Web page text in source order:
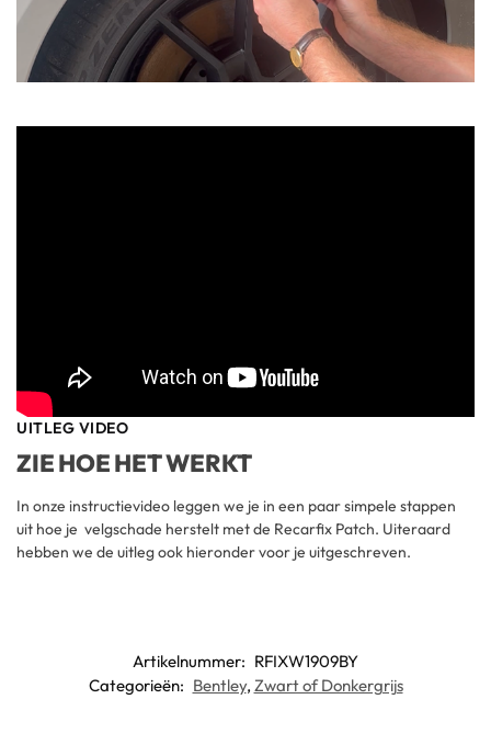
UITLEG VIDEO
ZIE HOE HET WERKT
In onze instructievideo leggen we je in een paar simpele stappen
uit hoe je velgschade herstelt met de Recarfix Patch. Uiteraard
hebben we de uitleg ook hieronder voor je uitgeschreven.
Artikelnummer: RFIXW1909BY
Categorieën: Bentley, Zwart of Donkergrijs